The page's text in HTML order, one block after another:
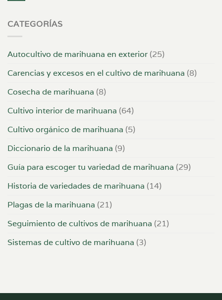
CATEGORÍAS
Autocultivo de marihuana en exterior (25)
Carencias y excesos en el cultivo de marihuana (8)
Cosecha de marihuana (8)
Cultivo interior de marihuana (64)
Cultivo orgánico de marihuana (5)
Diccionario de la marihuana (9)
Guía para escoger tu variedad de marihuana (29)
Historia de variedades de marihuana (14)
Plagas de la marihuana (21)
Seguimiento de cultivos de marihuana (21)
Sistemas de cultivo de marihuana (3)